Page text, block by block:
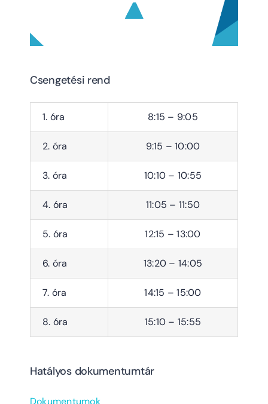
Csengetési rend
1. óra 8:15 – 9:05
2. óra 9:15 – 10:00
3. óra 10:10 – 10:55
4. óra 11:05 – 11:50
5. óra 12:15 – 13:00
6. óra 13:20 – 14:05
7. óra 14:15 – 15:00
8. óra 15:10 – 15:55
Hatályos dokumentumtár
Dokumentumok